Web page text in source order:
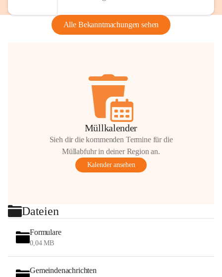
Alle Bekanntmachungen sehen
Müllkalender
Sieh dir die kommenden Termine für die
Müllabfuhr in deiner Region an.
Kalender ansehen
Dateien
Formulare
0,04 MB
Gemeindenachrichten